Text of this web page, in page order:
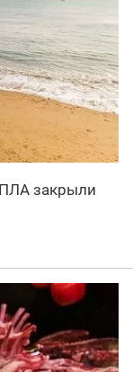
закрыли